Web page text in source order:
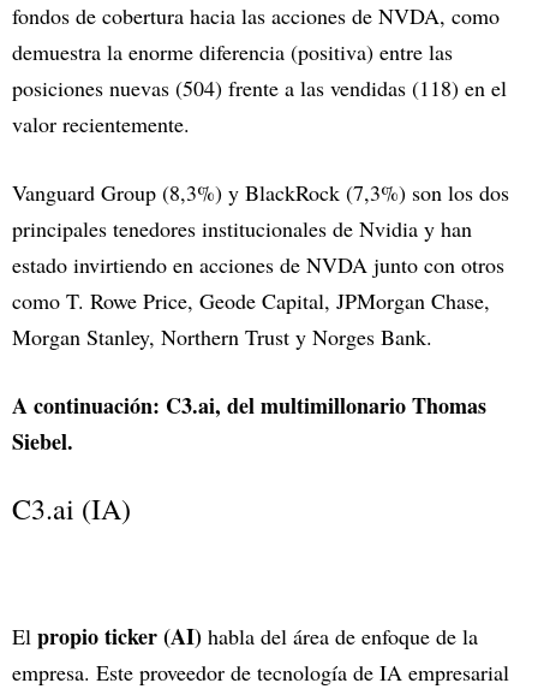
fondos de cobertura hacia las acciones de NVDA, como
demuestra la enorme diferencia (positiva) entre las
posiciones nuevas (504) frente a las vendidas (118) en el
valor recientemente.
Vanguard Group (8,3%) y BlackRock (7,3%) son los dos
principales tenedores institucionales de Nvidia y han
estado invirtiendo en acciones de NVDA junto con otros
como T. Rowe Price, Geode Capital, JPMorgan Chase,
Morgan Stanley, Northern Trust y Norges Bank.
A continuación: C3.ai, del multimillonario Thomas
Siebel.
C3.ai (IA)
El propio ticker (AI) habla del área de enfoque de la
empresa. Este proveedor de tecnología de IA empresarial